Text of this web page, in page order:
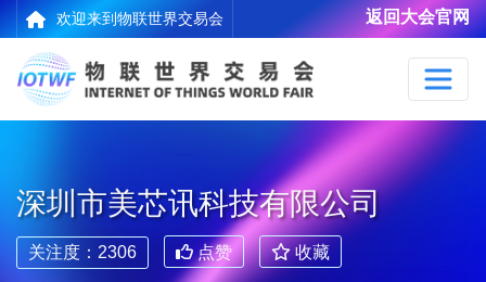
欢迎来到物联世界交易会 返回大会官网
深圳市美芯讯科技有限公司
关注度：2306 点赞 收藏